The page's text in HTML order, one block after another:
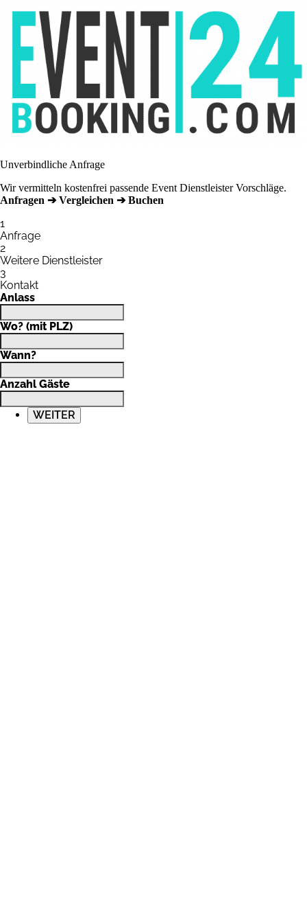
Unverbindliche Anfrage
Wir vermitteln kostenfrei passende Event Dienstleister Vorschläge.
Anfragen ➔ Vergleichen ➔ Buchen